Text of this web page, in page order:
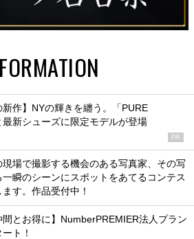
新作】NYの輝きを纏う。「PURE
最新シューズに限定モデルが登場
PR
現場で撮影する機会のある写真家、その写
瞬のシーンにスポットをあてるコンテス
ます。作品受付中！
間とお得に】NumberPREMIER法人プラン
ト！